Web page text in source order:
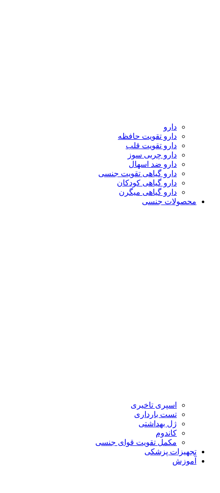
دارو
دارو تقویت حافظه
دارو تقویت قلب
دارو چربی سوز
دارو ضد اسهال
دارو گیاهی تقویت جنسی
دارو گیاهی کودکان
دارو گیاهی میگرن
محصولات جنسی
اسپری تاخیری
تست بارداری
ژل بهداشتی
کاندوم
مکمل تقویت قوای جنسی
تجهیزات پزشکی
آموزش